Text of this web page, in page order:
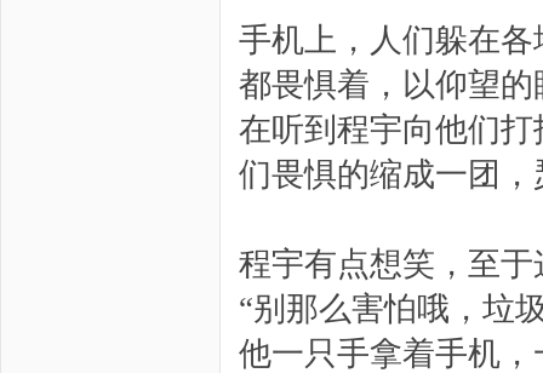
手机上，人们躲在
都畏惧着，以仰望
在听到程宇向他们
们畏惧的缩成一团
程宇有点想笑，至
“别那么害怕哦，垃
他一只手拿着手机